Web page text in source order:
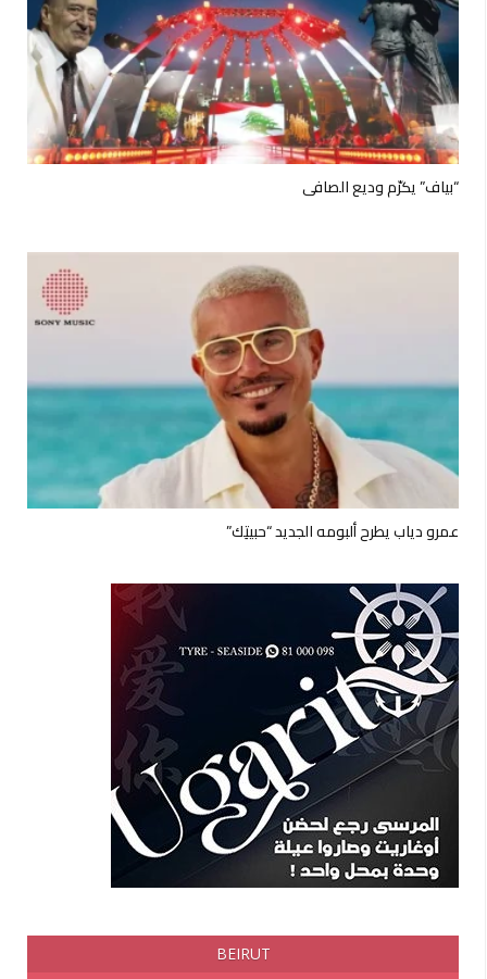
“بياف” يكرّم وديع الصافي
عمرو دياب يطرح ألبومه الجديد “حبيتِك”
BEIRUT